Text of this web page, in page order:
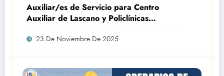
Auxiliar/es de Servicio para Centro
Auxiliar de Lascano y Policlínicas
Aledañas (ASSE)
23 De Noviembre De 2025